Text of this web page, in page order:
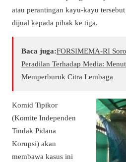
atau perantingan kayu-kayu
dijual kepada pihak ke tiga.
Baca juga:​FORSIMEMA-RI
Peradilan Terhadap Media:
Memperburuk Citra Lembaga
Komid Tipikor
(Komite Independen
Tindak Pidana
Korupsi) akan
membawa kasus ini